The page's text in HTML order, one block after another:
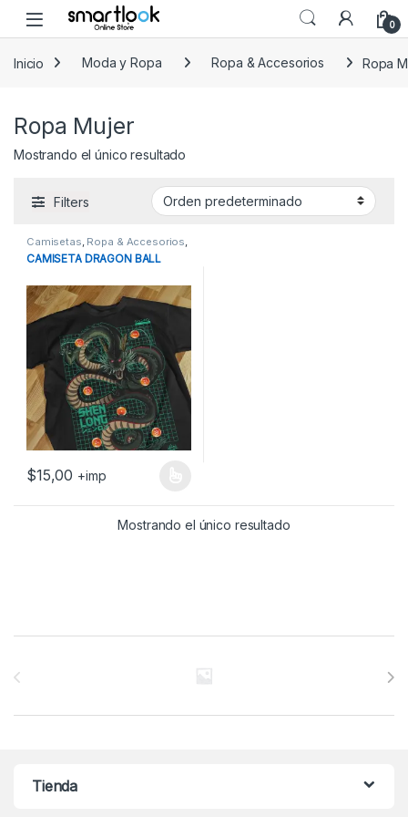
Skip to navigation
Skip to content
Open 0
Inicio Moda y Ropa Ropa & Accesorios Ropa
Ropa Mujer
Mostrando el único resultado
Filters
Camisetas, Ropa & Accesorios,
Ropa Hombre, Ropa Mujer
CAMISETA DRAGON BALL
$15,00 +imp
Este producto tiene múltiples variantes. Las opciones se
Mostrando el único resultado
Tienda